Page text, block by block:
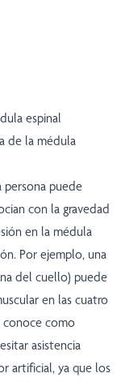
espinal
de la médula
persona puede
con la gravedad
en la médula
Por ejemplo, una
del cuello) puede
en las cuatro
conoce como
asistencia
artificial, ya que los